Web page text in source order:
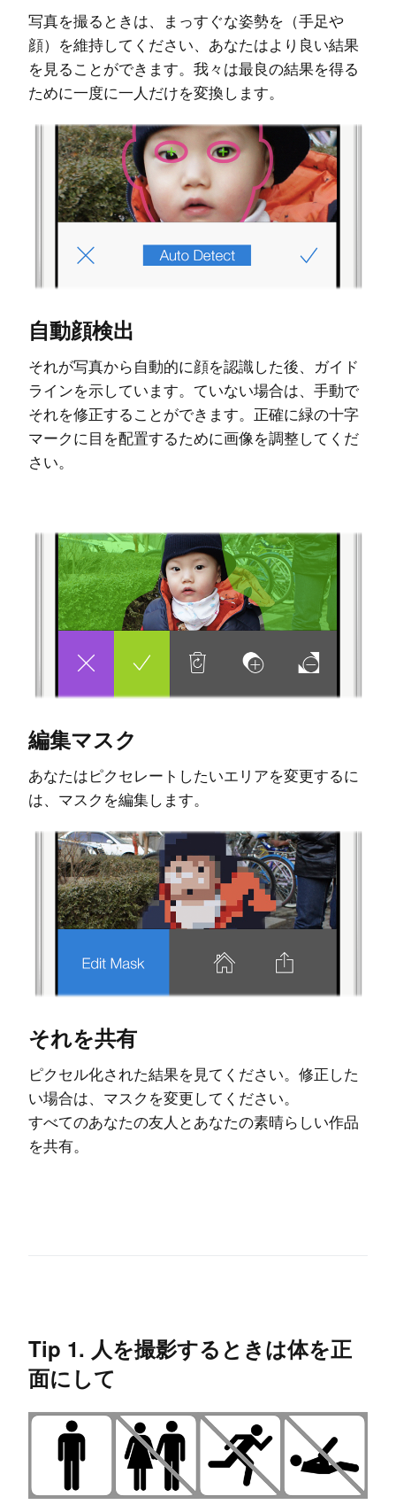
写真を撮るときは、まっすぐな姿勢を（手足や
顔）を維持してください、あなたはより良い結果
を見ることができます。我々は最良の結果を得る
ために一度に一人だけを変換します。
自動顔検出
それが写真から自動的に顔を認識した後、ガイド
ラインを示しています。ていない場合は、手動で
それを修正することができます。正確に緑の十字
マークに目を配置するために画像を調整してくだ
さい。
編集マスク
あなたはピクセレートしたいエリアを変更するに
は、マスクを編集します。
それを共有
ピクセル化された結果を見てください。修正した
い場合は、マスクを変更してください。
すべてのあなたの友人とあなたの素晴らしい作品
を共有。
Tip 1. 人を撮影するときは体を正
面にして